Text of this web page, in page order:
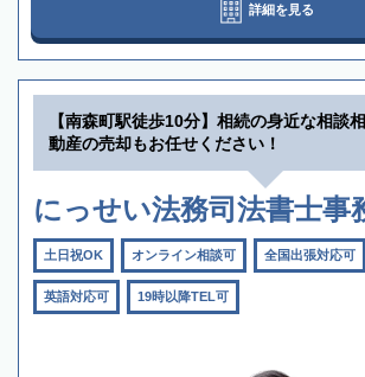
詳細を見る
【南森町駅徒歩10分】相続の身近な相談
動産の売却もお任せください！
にっせい法務司法書士事
土日祝OK オンライン相談可 全国出張対応可
英語対応可 19時以降TEL可